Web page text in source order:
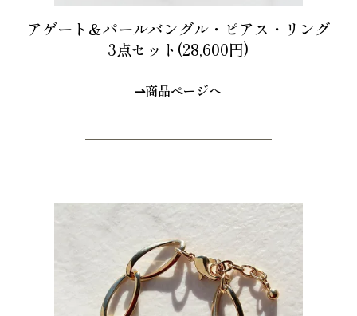
アゲート＆パールバングル・ピアス・リング
3点セット(28,600円)
⇀商品ページへ